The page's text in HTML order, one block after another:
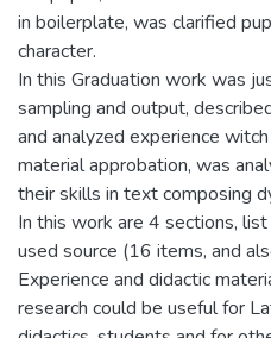
in boilerplate, was clarified
character.
In this Graduation work was
sampling and output,
and analyzed experience
material approbation, was
their skills in text composing
In this work are 4 sections,
used source (16 items, and
Experience and didactic
research could be useful for